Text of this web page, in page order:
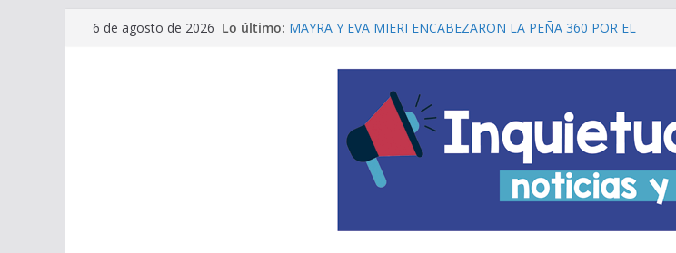
Saltar6 de agosto de 2026 Lo último: MAYRA Y EVA MIERI ENCABEZARON LA PEÑA 360 POR EL
PELUQUERÍAS TODOS LOS DÍAS MIÉRCOLES
Encuesta: qué piensan los hinchas argentinos de las nuevas
reglas del Mundial
EL MUNICIPIO ENTREGÓ MÁS DE 20 PRÓTESIS DENTALES
A VECINAS Y VECINOS DE QUILMES OESTE
La Diócesis de Quilmes recordó a Jorge Novak a 25 años de